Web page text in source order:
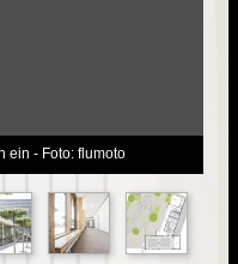
ein - Foto: flumoto